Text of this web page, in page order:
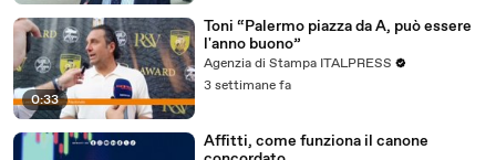
0:33
Toni “Palermo piazza da A, può essere
l'anno buono”
Agenzia di Stampa ITALPRESS
3 settimane fa
Affitti, come funziona il canone